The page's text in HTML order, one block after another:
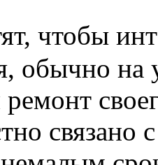
чтобы
обычно на
ремонт